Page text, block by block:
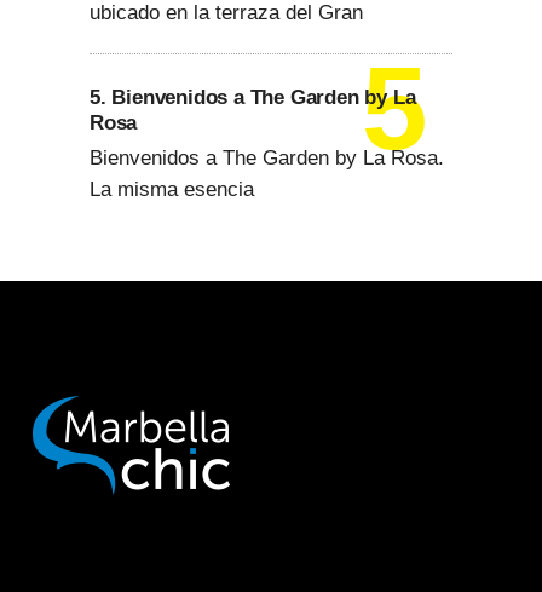
ubicado en la terraza del Gran
5. Bienvenidos a The Garden by La
Rosa
Bienvenidos a The Garden by La Rosa.
La misma esencia